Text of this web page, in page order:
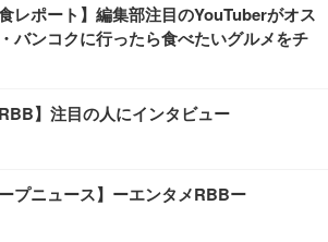
レポート】編集部注目のYouTuberがオス
バンコクに行ったら食べたいグルメをチ
】注目の人にインタビュー
ープニュース】ーエンタメRBBー